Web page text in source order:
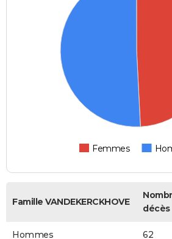
Femmes
Famille VANDEKERCKHOVE
décès
Hommes 62